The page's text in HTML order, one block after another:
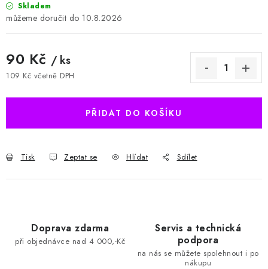
Skladem
10.8.2026
90 Kč / ks
109 Kč včetně DPH
PŘIDAT DO KOŠÍKU
Tisk Zeptat se Hlídat Sdílet
Doprava zdarma
při objednávce nad 4 000,-Kč
Servis a technická
podpora
na nás se můžete spolehnout i po
nákupu